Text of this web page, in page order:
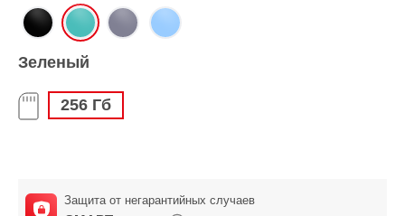
Зеленый
256 Гб
Защита от негарантийных случаев